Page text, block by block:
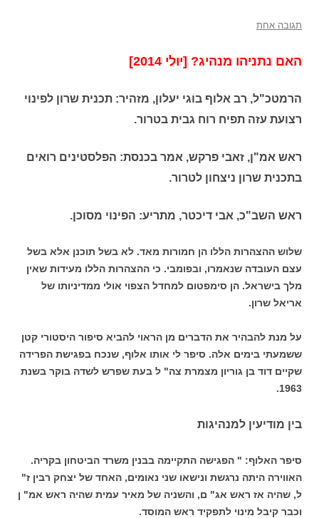
תגובה אחת
האם נתניהו מנהיג? [יולי 2014]
הרמטכ"ל, רב אלוף בוגי יעלון, מזהיר: תכנית שרון לפינוי
רצועת עזה תפיח רוח גבית בטרור.
ראש אמ"ן, זאבי פרקש, אמר בכנסת: הפלסטינים רואים
בתכנית שרון ניצחון לטרור.
ראש השב"כ, אבי דיכטר, מתריע: הפינוי מסוכן.
שלוש ההצהרות הללו הן חמורות מאד. לא בשל תוכנן אלא בשל
עצם העובדה שנאמרו, ובפומבי. כי ההצהרות הללו מעידות שאין
מלך בישראל. הן סימפטום למחדל הצפוי אולי ממדיניותו של
אריאל שרון.
על מנת להבהיר את הדברים מן הראוי להביא סיפור היסטורי קטן
ששמעתי בימים אלה. סיפר לי אותו אלוף, שנכח בפגישת הפרידה
שקיים דוד בן גוריון מצמרת צה" ל בעת שפרש לשדה בוקר בשנת
1963.
בין מודיעין למנהיגות
סיפר האלוף: " הפגישה התקיימה בבנין משרד הביטחון בקריה.
האווירה היתה נרגשת ונישאו שני נאומים, האחד של יצחק רבין ז"
ל, שהיה אז ראש אג" ם, והשניה של מאיר עמית שהיה ראש אמ" ן
וכבר קיבל מינוי לתפקיד ראש המוסד.